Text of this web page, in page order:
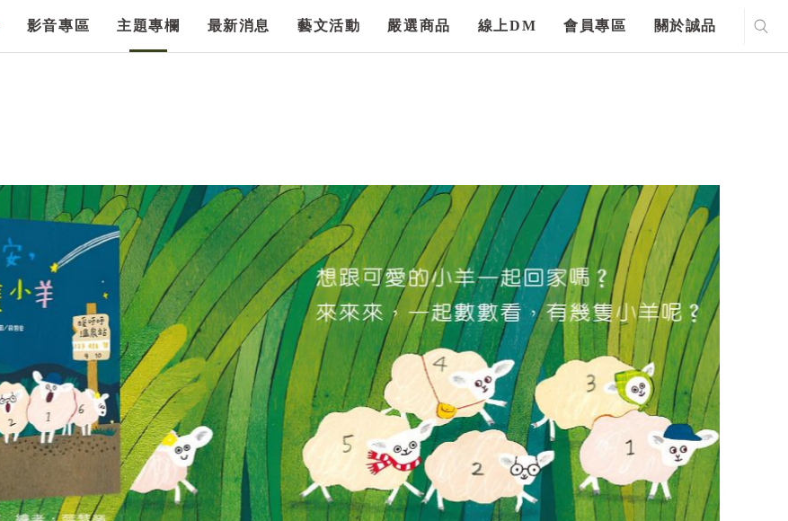
影音專區 主題專欄 最新消息 藝文活動 嚴選商品 線上DM 會員專區 關於誠品